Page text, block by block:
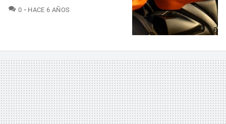
0 COMENTARIOS
HACE 6 AÑOS